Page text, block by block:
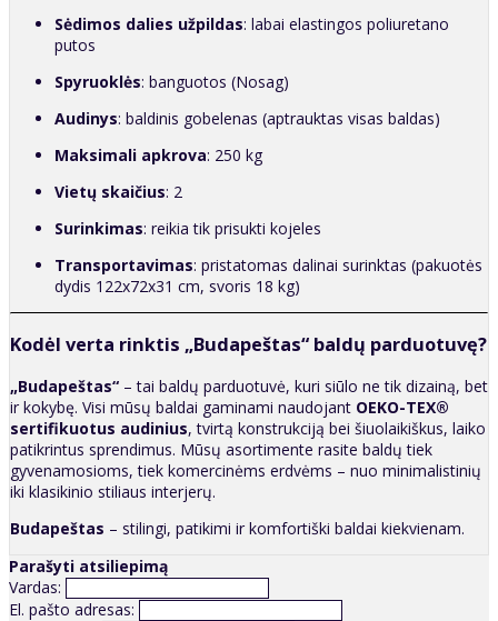
Sėdimos dalies užpildas: labai elastingos poliuretano
putos
Spyruoklės: banguotos (Nosag)
Audinys: baldinis gobelenas (aptrauktas visas baldas)
Maksimali apkrova: 250 kg
Vietų skaičius: 2
Surinkimas: reikia tik prisukti kojeles
Transportavimas: pristatomas dalinai surinktas (pakuotės
dydis 122x72x31 cm, svoris 18 kg)
Kodėl verta rinktis „Budapeštas“ baldų parduotuvę?
„Budapeštas“ – tai baldų parduotuvė, kuri siūlo ne tik dizainą, bet
ir kokybę. Visi mūsų baldai gaminami naudojant OEKO-TEX®
sertifikuotus audinius, tvirtą konstrukciją bei šiuolaikiškus, laiko
patikrintus sprendimus. Mūsų asortimente rasite baldų tiek
gyvenamosioms, tiek komercinėms erdvėms – nuo minimalistinių
iki klasikinio stiliaus interjerų.
Budapeštas – stilingi, patikimi ir komfortiški baldai kiekvienam.
Parašyti atsiliepimą
Vardas:
El. pašto adresas: